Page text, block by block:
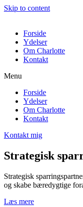
Skip to content
Forside
Ydelser
Om Charlotte
Kontakt
Menu
Forside
Ydelser
Om Charlotte
Kontakt
Kontakt mig
Strategisk
Strategisk
og skabe bæredygtige
Læs mere